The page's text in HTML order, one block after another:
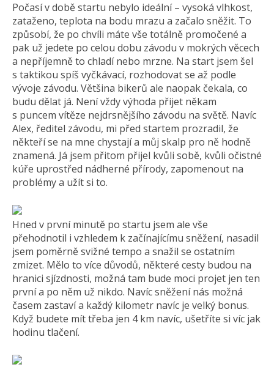
Počasí v době startu nebylo ideální – vysoká vlhkost,
zataženo, teplota na bodu mrazu a začalo sněžit. To
způsobí, že po chvíli máte vše totálně promočené a
pak už jedete po celou dobu závodu v mokrých věcech
a nepříjemně to chladí nebo mrzne. Na start jsem šel
s taktikou spíš vyčkávací, rozhodovat se až podle
vývoje závodu. Většina bikerů ale naopak čekala, co
budu dělat já. Není vždy výhoda přijet někam
s puncem vítěze nejdrsnějšího závodu na světě. Navíc
Alex, ředitel závodu, mi před startem prozradil, že
někteří se na mne chystají a můj skalp pro ně hodně
znamená. Já jsem přitom přijel kvůli sobě, kvůli očistné
kúře uprostřed nádherné přírody, zapomenout na
problémy a užít si to.
Hned v první minutě po startu jsem ale vše
přehodnotil i vzhledem k začínajícímu sněžení, nasadil
jsem poměrně svižné tempo a snažil se ostatním
zmizet. Mělo to více důvodů, některé cesty budou na
hranici sjízdnosti, možná tam bude moci projet jen ten
první a po něm už nikdo. Navíc sněžení nás možná
časem zastaví a každý kilometr navíc je velký bonus.
Když budete mít třeba jen 4 km navíc, ušetříte si víc jak
hodinu tlačení.